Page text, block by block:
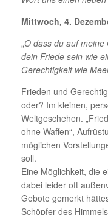
Mittwoch, 4.
„O dass du auf
dein Friede sein wie
Gerechtigkeit wie
Frieden und
oder? Im kleinen,
Weltgeschehen.
ohne Waffen“,
möglichen
soll.
Eine Möglichkeit, die
dabei leider oft
Gebote gemerkt
Schöpfer des